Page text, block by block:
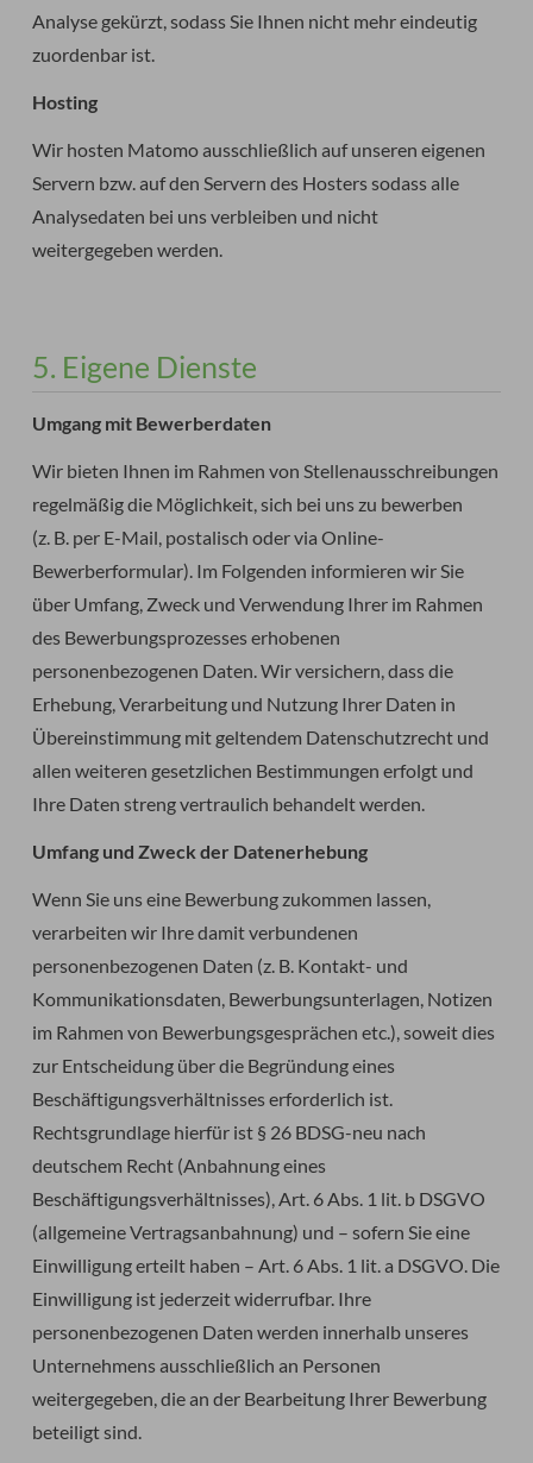
Analyse gekürzt, sodass Sie Ihnen nicht mehr eindeutig
zuordenbar ist.
Hosting
Wir hosten Matomo ausschließlich auf unseren eigenen
Servern bzw. auf den Servern des Hosters sodass alle
Analysedaten bei uns verbleiben und nicht
weitergegeben werden.
5. Eigene Dienste
Umgang mit Bewerberdaten
Wir bieten Ihnen im Rahmen von Stellenausschreibungen
regelmäßig die Möglichkeit, sich bei uns zu bewerben
(z. B. per E-Mail, postalisch oder via Online-
Bewerberformular). Im Folgenden informieren wir Sie
über Umfang, Zweck und Verwendung Ihrer im Rahmen
des Bewerbungsprozesses erhobenen
personenbezogenen Daten. Wir versichern, dass die
Erhebung, Verarbeitung und Nutzung Ihrer Daten in
Übereinstimmung mit geltendem Datenschutzrecht und
allen weiteren gesetzlichen Bestimmungen erfolgt und
Ihre Daten streng vertraulich behandelt werden.
Umfang und Zweck der Datenerhebung
Wenn Sie uns eine Bewerbung zukommen lassen,
verarbeiten wir Ihre damit verbundenen
personenbezogenen Daten (z. B. Kontakt- und
Kommunikationsdaten, Bewerbungsunterlagen, Notizen
im Rahmen von Bewerbungsgesprächen etc.), soweit dies
zur Entscheidung über die Begründung eines
Beschäftigungsverhältnisses erforderlich ist.
Rechtsgrundlage hierfür ist § 26 BDSG-neu nach
deutschem Recht (Anbahnung eines
Beschäftigungsverhältnisses), Art. 6 Abs. 1 lit. b DSGVO
(allgemeine Vertragsanbahnung) und – sofern Sie eine
Einwilligung erteilt haben – Art. 6 Abs. 1 lit. a DSGVO. Die
Einwilligung ist jederzeit widerrufbar. Ihre
personenbezogenen Daten werden innerhalb unseres
Unternehmens ausschließlich an Personen
weitergegeben, die an der Bearbeitung Ihrer Bewerbung
beteiligt sind.